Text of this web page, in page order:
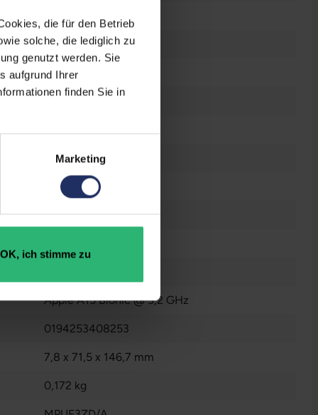
die für den Betrieb
solche, die lediglich zu
genutzt werden. Sie
aufgrund Ihrer
finden Sie in
Marketing
OK, ich stimme zu
460 ppi
6
12 Megapixel
1x Lightning
Gebraucht
128 GB
Apple A15 Bionic @ 3,2 GHz
0194253408253
7,8 x 71,5 x 146,7 mm
0,172 kg